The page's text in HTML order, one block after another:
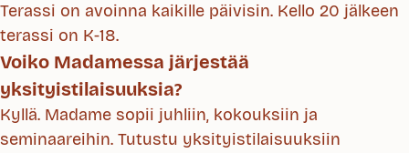
Terassi on avoinna kaikille päivisin. Kello 20 jälkeen
terassi on K-18.
Voiko Madamessa järjestää
yksityistilaisuuksia?
Kyllä. Madame sopii juhliin, kokouksiin ja
seminaareihin. Tutustu yksityistilaisuuksiin